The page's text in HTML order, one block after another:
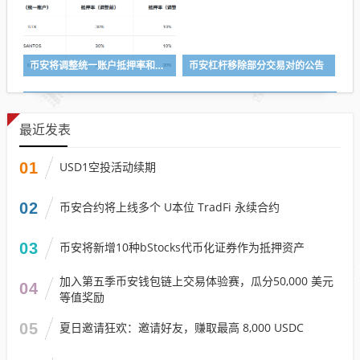
币安将调整统一账户抵押率和U本位永续合约杠杆及保证金阶梯 币安杠杆移除部分交易对的公告
最近发表
01 USD1空投活动续期
02 币安合约将上线多个 U本位 TradFi 永续合约
03 币安将新增10种bStocks代币化证券作为抵押资产
04
加入第五季币安钱包链上交易体验赛，瓜分50,000 美元
等值奖励
05 夏日邀请狂欢：邀请好友，赚取最高 8,000 USDC